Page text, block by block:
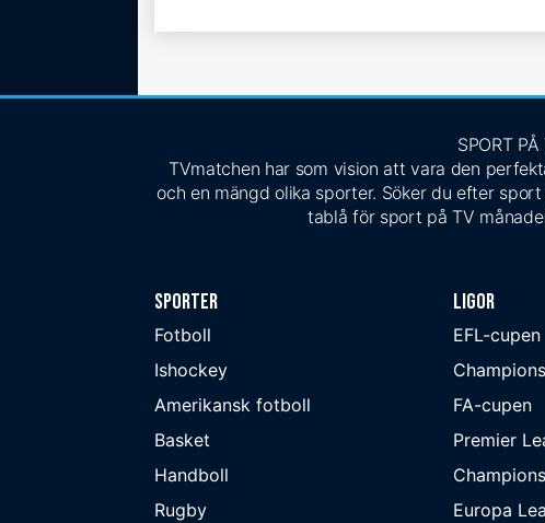
SPORT
TVmatchen har som vision att vara den
och en mängd olika sporter. Söker du efter
tablå för sport på TV
Sporter
Fotboll
Ishockey
Amerikansk fotboll
Basket
Handboll
Rugby
Ligor
EFL-cupen
FA-cupen
Premier
Europa